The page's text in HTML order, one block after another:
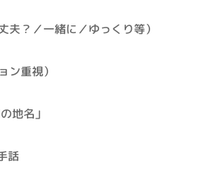
夫？／一緒に／ゆっくり等）
ン重視）
地名」
話